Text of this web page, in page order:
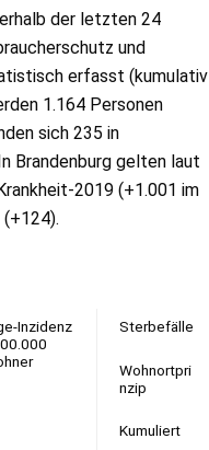
der letzten 24
und
erfasst (kumulativ
1.164 Personen
sich 235 in
Brandenburg gelten laut
2019 (+1.001 im
Inzidenz
Sterbefälle
Wohnortpri
nzip
Kumuliert